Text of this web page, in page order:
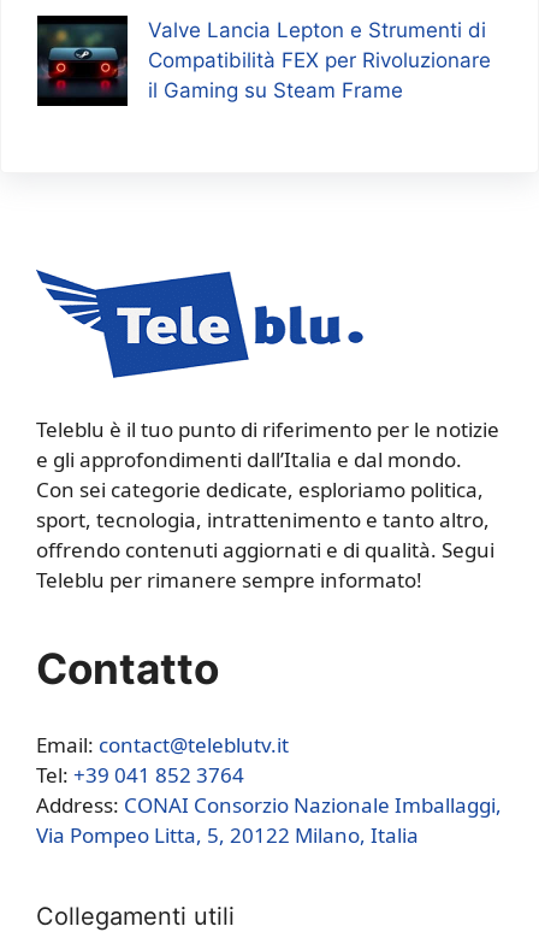
Valve Lancia Lepton e Strumenti di
Compatibilità FEX per Rivoluzionare
il Gaming su Steam Frame
Teleblu è il tuo punto di riferimento per le notizie
e gli approfondimenti dall’Italia e dal mondo.
Con sei categorie dedicate, esploriamo politica,
sport, tecnologia, intrattenimento e tanto altro,
offrendo contenuti aggiornati e di qualità. Segui
Teleblu per rimanere sempre informato!
Contatto
Email: contact@teleblutv.it
Tel: +39 041 852 3764
Address: CONAI Consorzio Nazionale Imballaggi,
Via Pompeo Litta, 5, 20122 Milano, Italia
Collegamenti utili